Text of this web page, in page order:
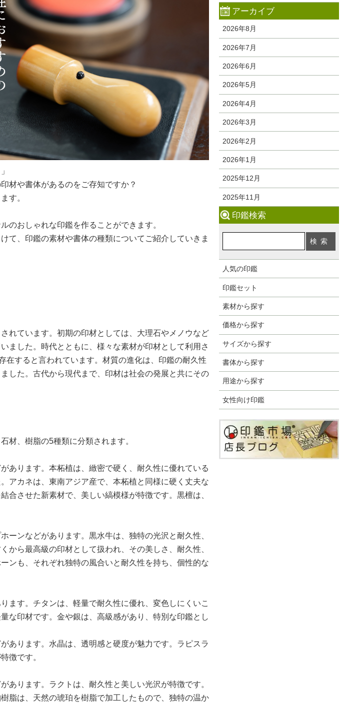
アーカイブ
2026年8月
2026年7月
2026年6月
2026年5月
2026年4月
2026年3月
2026年2月
2026年1月
2025年12月
2025年11月
印鑑検索
人気の印鑑
印鑑セット
素材から探す
価格から探す
サイズから探す
書体から探す
用途から探す
女性向け印鑑
材や書体があるのをご存知ですか？
す。
のおしゃれな印鑑を作ることができます。
て、印鑑の素材や書体の種類についてご紹介していきま
れています。初期の印材としては、大理石やメノウなど
ました。時代とともに、様々な素材が印材として利用さ
在すると言われています。材質の進化は、印鑑の耐久性
した。古代から現代まで、印材は社会の発展と共にその
材、樹脂の5種類に分類されます。
あります。本柘植は、緻密で硬く、耐久性に優れている
アカネは、東南アジア産で、本柘植と同様に硬く丈夫な
合させた新素材で、美しい縞模様が特徴です。黒檀は、
ーンなどがあります。黒水牛は、独特の光沢と耐久性、
から最高級の印材として扱われ、その美しさ、耐久性、
ンも、それぞれ独特の風合いと耐久性を持ち、個性的な
ます。チタンは、軽量で耐久性に優れ、変色しにくいこ
な印材です。金や銀は、高級感があり、特別な印鑑とし
あります。水晶は、透明感と硬度が魅力です。ラピスラ
徴です。
あります。ラクトは、耐久性と美しい光沢が特徴です。
脂は、天然の琥珀を樹脂で加工したもので、独特の温か